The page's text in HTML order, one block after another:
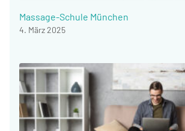
Massage-Schule München
4. März 2025